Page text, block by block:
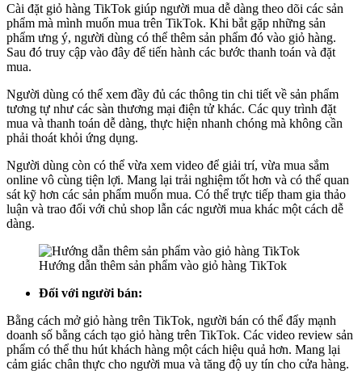
Cài đặt giỏ hàng TikTok giúp người mua dễ dàng theo dõi các sản
phẩm mà mình muốn mua trên TikTok. Khi bắt gặp những sản
phẩm ưng ý, người dùng có thể thêm sản phẩm đó vào giỏ hàng.
Sau đó truy cập vào đây để tiến hành các bước thanh toán và đặt
mua.
Người dùng có thể xem đầy đủ các thông tin chi tiết về sản phẩm
tương tự như các sàn thương mại điện tử khác. Các quy trình đặt
mua và thanh toán dễ dàng, thực hiện nhanh chóng mà không cần
phải thoát khỏi ứng dụng.
Người dùng còn có thể vừa xem video để giải trí, vừa mua sắm
online vô cùng tiện lợi. Mang lại trải nghiệm tốt hơn và có thể quan
sát kỹ hơn các sản phẩm muốn mua. Có thể trực tiếp tham gia thảo
luận và trao đổi với chủ shop lẫn các người mua khác một cách dễ
dàng.
Hướng dẫn thêm sản phẩm vào giỏ hàng TikTok
Đối với người bán:
Bằng cách mở giỏ hàng trên TikTok, người bán có thể đẩy mạnh
doanh số bằng cách tạo giỏ hàng trên TikTok. Các video review sản
phẩm có thể thu hút khách hàng một cách hiệu quả hơn. Mang lại
cảm giác chân thực cho người mua và tăng độ uy tín cho cửa hàng.